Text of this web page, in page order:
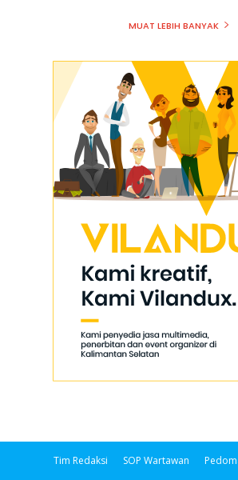
MUAT LEBIH BANYAK
Tim Redaksi SOP Wartawan